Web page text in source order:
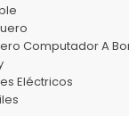
Computador A
Eléctricos